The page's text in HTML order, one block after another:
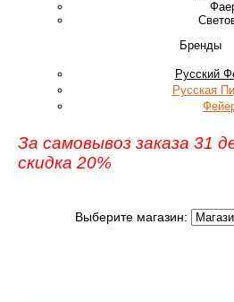
Бренды
Русский
Русская
За самовывоз заказа 31
скидка 20%
Выберите магазин: